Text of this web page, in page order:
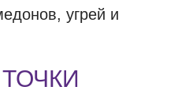
угрей и